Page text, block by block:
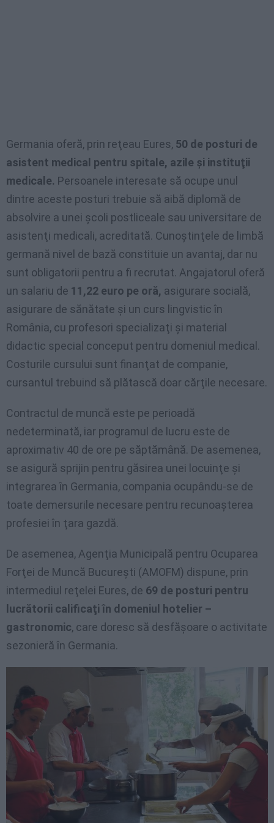
Germania oferă, prin reţeau Eures, 50 de posturi de
asistent medical pentru spitale, azile şi instituţii
medicale. Persoanele interesate să ocupe unul
dintre aceste posturi trebuie să aibă diplomă de
absolvire a unei şcoli postliceale sau universitare de
asistenţi medicali, acreditată. Cunoştinţele de limbă
germană nivel de bază constituie un avantaj, dar nu
sunt obligatorii pentru a fi recrutat. Angajatorul oferă
un salariu de 11,22 euro pe oră, asigurare socială,
asigurare de sănătate şi un curs lingvistic în
România, cu profesori specializaţi şi material
didactic special conceput pentru domeniul medical.
Costurile cursului sunt finanţat de companie,
cursantul trebuind să plătască doar cărţile necesare.
Contractul de muncă este pe perioadă
nedeterminată, iar programul de lucru este de
aproximativ 40 de ore pe săptămână. De asemenea,
se asigură sprijin pentru găsirea unei locuinţe şi
integrarea în Germania, compania ocupându-se de
toate demersurile necesare pentru recunoaşterea
profesiei în ţara gazdă.
De asemenea, Agenţia Municipală pentru Ocuparea
Forţei de Muncă Bucureşti (AMOFM) dispune, prin
intermediul reţelei Eures, de 69 de posturi pentru
lucrătorii calificaţi în domeniul hotelier –
gastronomic, care doresc să desfăşoare o activitate
sezonieră în Germania.